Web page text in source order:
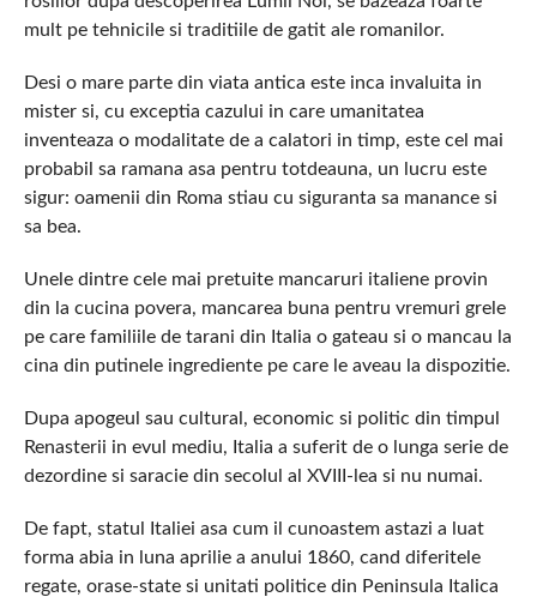
mult pe tehnicile si traditiile de gatit ale romanilor.
Desi o mare parte din viata antica este inca invaluita in
mister si, cu exceptia cazului in care umanitatea
inventeaza o modalitate de a calatori in timp, este cel mai
probabil sa ramana asa pentru totdeauna, un lucru este
sigur: oamenii din Roma stiau cu siguranta sa manance si
sa bea.
Unele dintre cele mai pretuite mancaruri italiene provin
din la cucina povera, mancarea buna pentru vremuri grele
pe care familiile de tarani din Italia o gateau si o mancau la
cina din putinele ingrediente pe care le aveau la dispozitie.
Dupa apogeul sau cultural, economic si politic din timpul
Renasterii in evul mediu, Italia a suferit de o lunga serie de
dezordine si saracie din secolul al XVIII-lea si nu numai.
De fapt, statul Italiei asa cum il cunoastem astazi a luat
forma abia in luna aprilie a anului 1860, cand diferitele
regate, orase-state si unitati politice din Peninsula Italica